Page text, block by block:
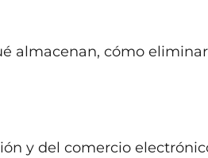
almacenan, cómo
y del comercio